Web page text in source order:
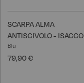
SCARPA ALMA
ANTISCIVOLO - ISACCO
Blu
79,90 €